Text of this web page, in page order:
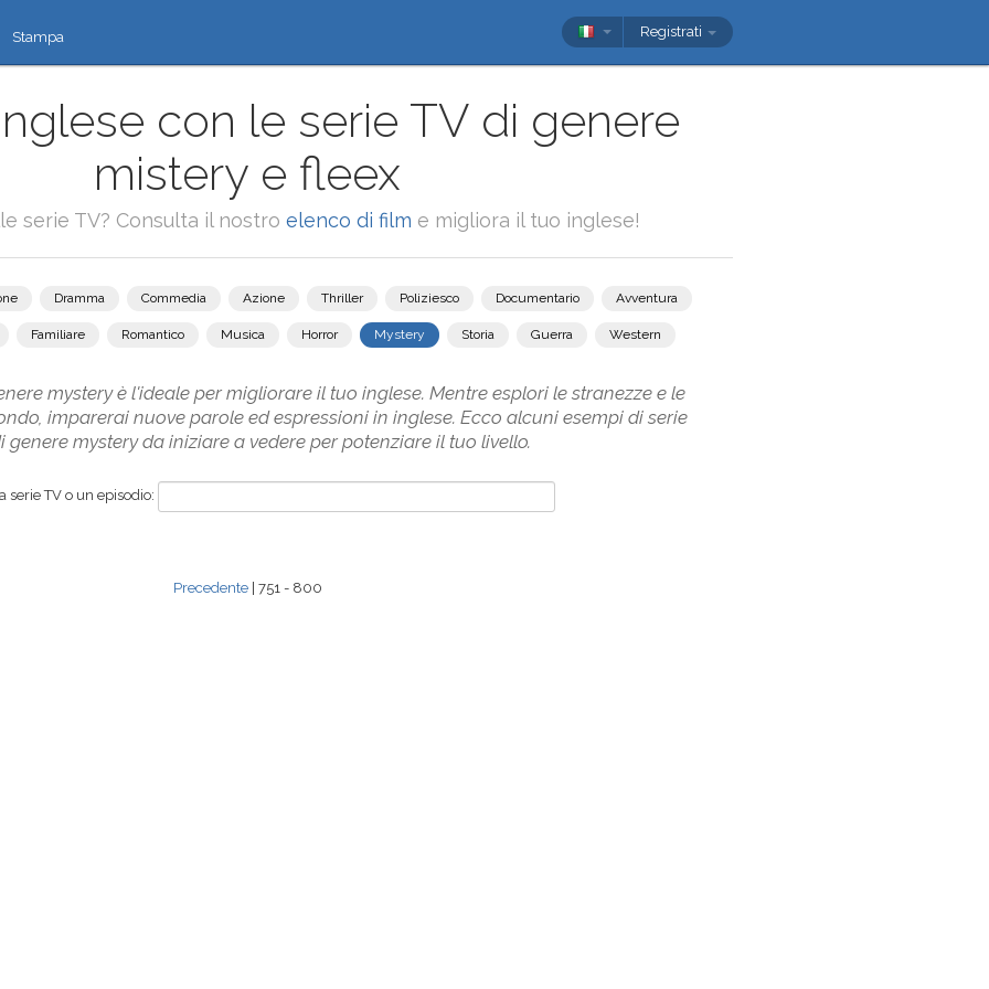
Stampa Registrati
con le serie TV di genere
mistery e fleex
serie TV? Consulta il nostro elenco di film e migliora il tuo inglese!
Dramma Commedia Azione Thriller Poliziesco Documentario Avventura
Familiare Romantico Musica Horror Mystery Storia Guerra Western
mystery è l'ideale per migliorare il tuo inglese. Mentre esplori le stranezze e le
imparerai nuove parole ed espressioni in inglese. Ecco alcuni esempi di serie
genere mystery da iniziare a vedere per potenziare il tuo livello.
serie TV o un episodio:
Precedente| 751 - 800